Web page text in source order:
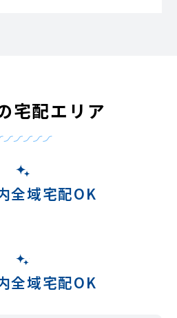
宅配エリア
全域宅配OK
全域宅配OK